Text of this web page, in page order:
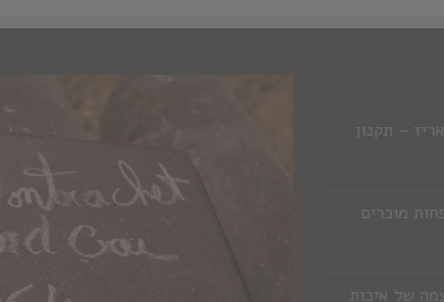
– תקנון
מוכרים
של איכות